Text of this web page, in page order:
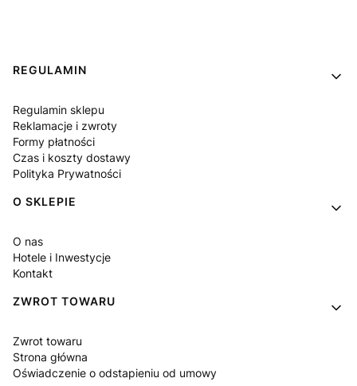
Linki w stopce
REGULAMIN
Regulamin sklepu
Reklamacje i zwroty
Formy płatności
Czas i koszty dostawy
Polityka Prywatności
O SKLEPIE
O nas
Hotele i Inwestycje
Kontakt
ZWROT TOWARU
Zwrot towaru
Strona główna
Oświadczenie o odstapieniu od umowy